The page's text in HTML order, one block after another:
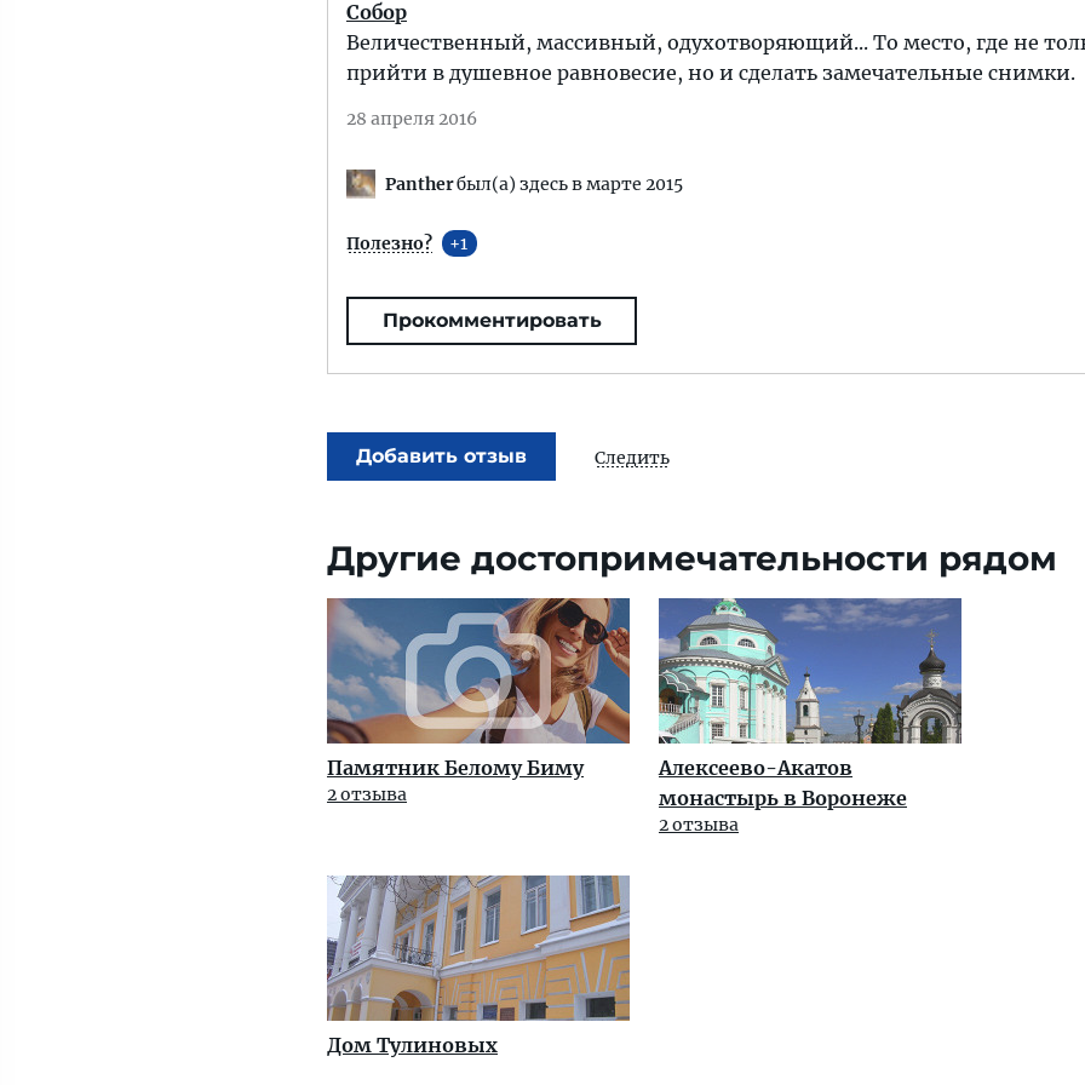
Собор
Величественный, массивный, одухотворяющий... То место, где не
прийти в душевное равновесие, но и сделать замечательные снимки.
28 апреля 2016
Pantherбыл(а) здесь в марте 2015
Полезно? 1
Прокомментировать
Добавить отзыв Следить
Другие достопримечательности рядом
Памятник Белому Биму
2 отзыва
Алексеево-Акатов
монастырь в Воронеже
2 отзыва
Дом Тулиновых